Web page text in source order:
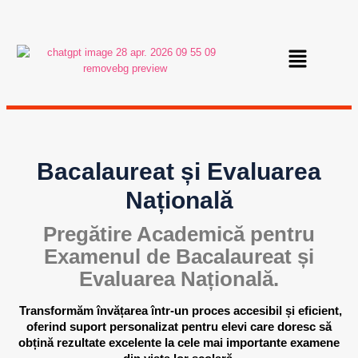
Bacalaureat și Evaluarea
Națională
Pregătire Academică pentru
Examenul de Bacalaureat și
Evaluarea Națională.
Transformăm învățarea într-un proces accesibil și eficient,
oferind suport personalizat pentru elevi care doresc să
obțină rezultate excelente la cele mai importante examene